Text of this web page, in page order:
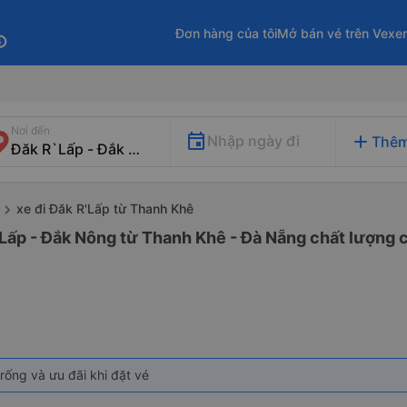
Đơn hàng của tôiMở bán vé trên
Nơi đến
Nhập ngày đi add
xe đi Đăk R'Lấp từ Thanh Khê
- Đắk Nông từ Thanh Khê - Đà Nẵng chất lượng
và ưu đãi khi đặt vé